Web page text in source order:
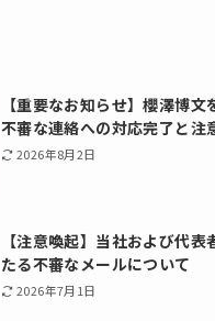
【重要なお知らせ】櫻澤博文
不審な連絡への対応完了と注
2026年8月2日
【注意喚起】当社および代表
たる不審なメールについて
2026年7月1日